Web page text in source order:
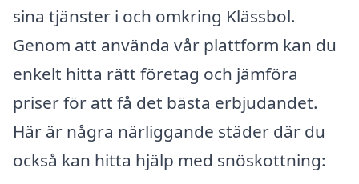
sina tjänster i och omkring Klässbol.
Genom att använda vår plattform kan du
enkelt hitta rätt företag och jämföra
priser för att få det bästa erbjudandet.
Här är några närliggande städer där du
också kan hitta hjälp med snöskottning: